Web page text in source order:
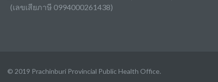
(เลขเสียภาษี 0994000261438)
© 2019 Prachinburi Provincial Public Health Office.